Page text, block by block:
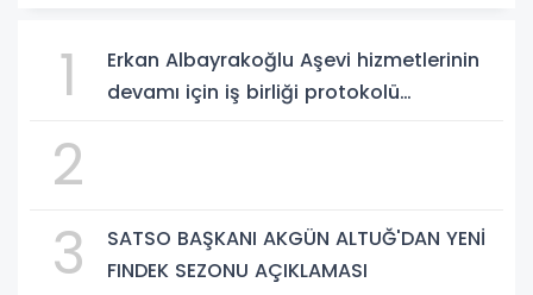
1
Erkan Albayrakoğlu Aşevi hizmetlerinin
devamı için iş birliği protokolü
2
3
SATSO BAŞKANI AKGÜN ALTUĞ'DAN YENİ
FINDEK SEZONU AÇIKLAMASI